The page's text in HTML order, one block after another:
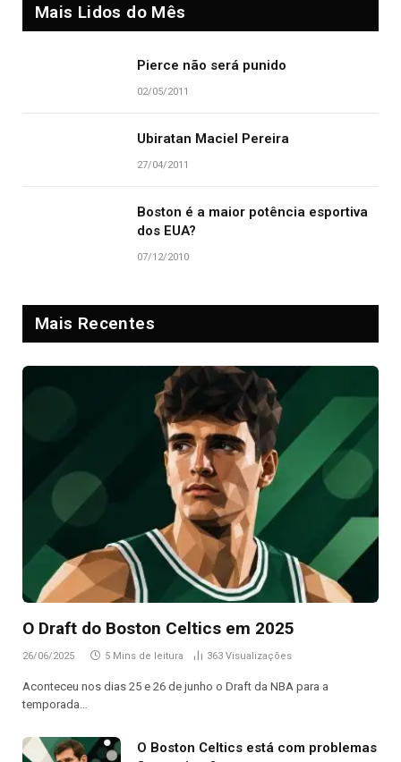
Mais Lidos do Mês
Pierce não será punido
02/05/2011
Ubiratan Maciel Pereira
27/04/2011
Boston é a maior potência esportiva
dos EUA?
07/12/2010
Mais Recentes
O Draft do Boston Celtics em 2025
26/06/2025 5 Mins de leitura 363 Visualizações
Aconteceu nos dias 25 e 26 de junho o Draft da NBA para a
temporada…
O Boston Celtics está com problemas